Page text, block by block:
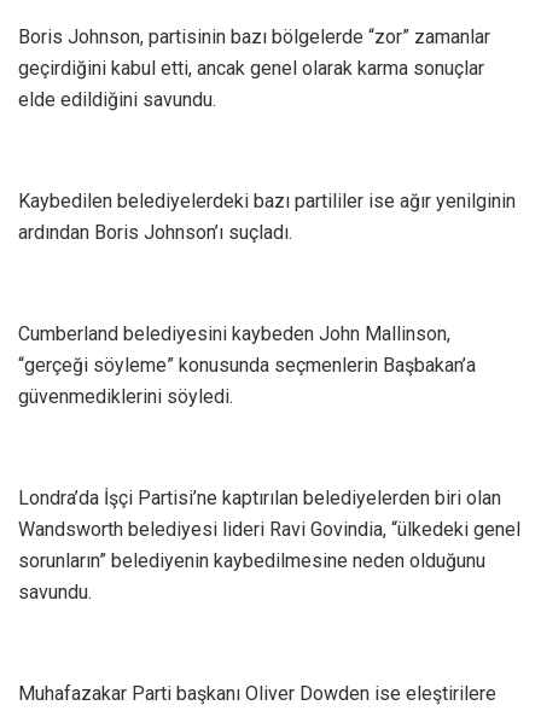
Boris Johnson, partisinin bazı bölgelerde “zor” zamanlar
geçirdiğini kabul etti, ancak genel olarak karma sonuçlar
elde edildiğini savundu.
Kaybedilen belediyelerdeki bazı partililer ise ağır yenilginin
ardından Boris Johnson’ı suçladı.
Cumberland belediyesini kaybeden John Mallinson,
“gerçeği söyleme” konusunda seçmenlerin Başbakan’a
güvenmediklerini söyledi.
Londra’da İşçi Partisi’ne kaptırılan belediyelerden biri olan
Wandsworth belediyesi lideri Ravi Govindia, “ülkedeki genel
sorunların” belediyenin kaybedilmesine neden olduğunu
savundu.
Muhafazakar Parti başkanı Oliver Dowden ise eleştirilere